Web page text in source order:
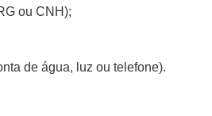
ou CNH);
de água, luz ou telefone).